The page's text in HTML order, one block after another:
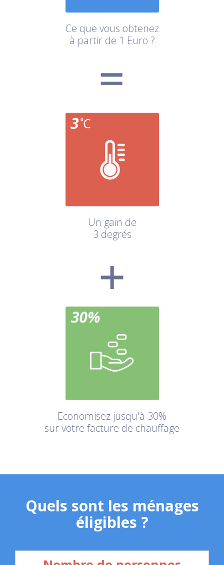
Ce que vous obtenez
à partir de 1 Euro ?
Un gain de
3 degrés
Economisez jusqu'à 30%
sur votre facture de chauffage
Quels sont les ménages
éligibles ?